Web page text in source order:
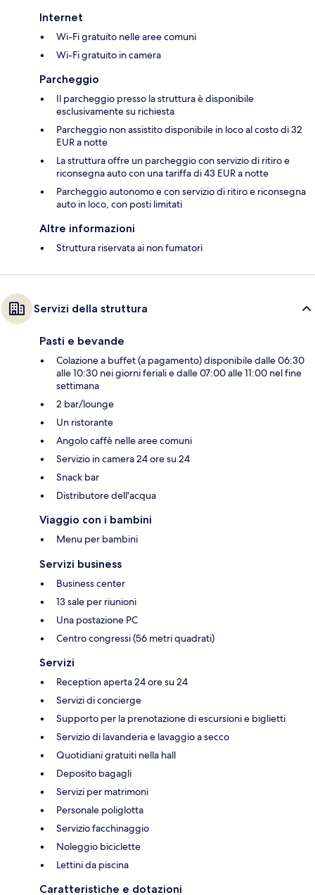
Internet
Wi-Fi gratuito nelle aree comuni
Wi-Fi gratuito in camera
Parcheggio
Il parcheggio presso la struttura è disponibile
esclusivamente su richiesta
Parcheggio non assistito disponibile in loco al costo di 32
EUR a notte
La struttura offre un parcheggio con servizio di ritiro e
riconsegna auto con una tariffa di 43 EUR a notte
Parcheggio autonomo e con servizio di ritiro e riconsegna
auto in loco, con posti limitati
Altre informazioni
Struttura riservata ai non fumatori
Servizi della struttura
Pasti e bevande
Colazione a buffet (a pagamento) disponibile dalle 06:30
alle 10:30 nei giorni feriali e dalle 07:00 alle 11:00 nel fine
settimana
2 bar/lounge
Un ristorante
Angolo caffè nelle aree comuni
Servizio in camera 24 ore su 24
Snack bar
Distributore dell'acqua
Viaggio con i bambini
Menu per bambini
Servizi business
Business center
13 sale per riunioni
Una postazione PC
Centro congressi (56 metri quadrati)
Servizi
Reception aperta 24 ore su 24
Servizi di concierge
Supporto per la prenotazione di escursioni e biglietti
Servizio di lavanderia e lavaggio a secco
Quotidiani gratuiti nella hall
Deposito bagagli
Servizi per matrimoni
Personale poliglotta
Servizio facchinaggio
Noleggio biciclette
Lettini da piscina
Caratteristiche e dotazioni